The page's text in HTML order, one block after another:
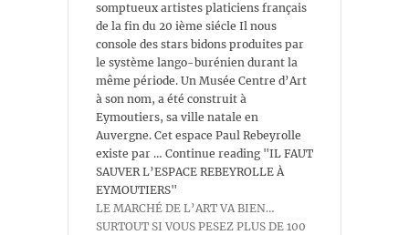
somptueux artistes platiciens français
de la fin du 20 ième siécle Il nous
console des stars bidons produites par
le système lango-burénien durant la
même période. Un Musée Centre d’Art
à son nom, a été construit à
Eymoutiers, sa ville natale en
Auvergne. Cet espace Paul Rebeyrolle
existe par … Continue reading "IL FAUT
SAUVER L’ESPACE REBEYROLLE À
EYMOUTIERS"
LE MARCHÉ DE L’ART VA BIEN…
SURTOUT SI VOUS PESEZ PLUS DE 100